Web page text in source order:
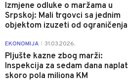
Izmjene odluke o maržama u
Srpskoj: Mali trgovci sa jednim
objektom izuzeti od ograničenja
EKONOMIJA 31.03.2026.
Pljušte kazne zbog marži:
Inspekcija za sedam dana
skoro pola miliona KM